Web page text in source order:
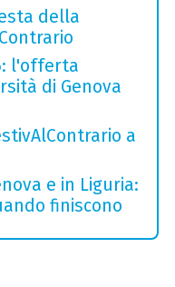
della
l'offerta
di Genova
a
e in Liguria:
finiscono